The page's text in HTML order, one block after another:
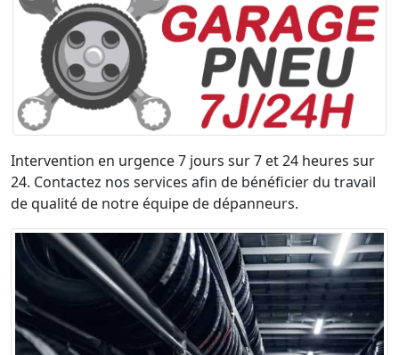
Intervention en urgence 7 jours sur 7 et 24 heures sur
24. Contactez nos services afin de bénéficier du travail
de qualité de notre équipe de dépanneurs.